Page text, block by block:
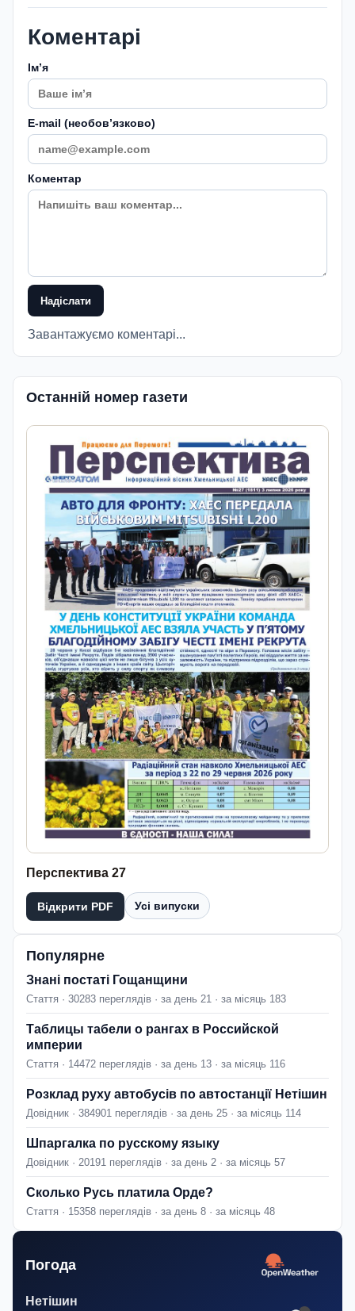
Коментарі
Імʼя
E-mail (необовʼязково)
Коментар
Надіслати
Завантажуємо коментарі...
Останній номер газети
Перспектива 27
Відкрити PDF Усі випуски
Популярне
Знані постаті Гощанщини
Стаття · 30283 переглядів · за день 21 · за місяць 183
Таблицы табели о рангах в Российской
империи
Стаття · 14472 переглядів · за день 13 · за місяць 116
Розклад руху автобусів по автостанції Нетішин
Довідник · 384901 переглядів · за день 25 · за місяць 114
Шпаргалка по русскому языку
Довідник · 20191 переглядів · за день 2 · за місяць 57
Сколько Русь платила Орде?
Стаття · 15358 переглядів · за день 8 · за місяць 48
Погода
Нетішин